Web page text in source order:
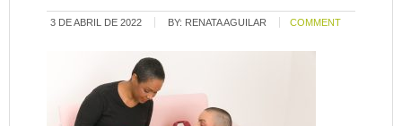
3 DE ABRIL DE 2022 BY: RENATA AGUILAR COMMENT